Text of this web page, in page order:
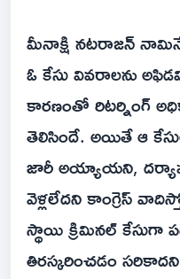
మీనాక్షి నటరాజన్‌
ఓ కేసు వివరాలను
కారణంతో రిటర్నింగ్‌
తెలిసిందే. అయితే ఆ
జారీ అయ్యాయని,
వెళ్లలేదని కాంగ్రెస్‌
స్థాయి క్రిమినల్‌ కేసుగా
తిరస్కరించడం